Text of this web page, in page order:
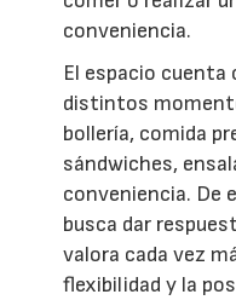
conveniencia.
El espacio cuenta
distintos
bollería, comida
sándwiches,
conveniencia. De
busca dar
valora cada vez
flexibilidad y la